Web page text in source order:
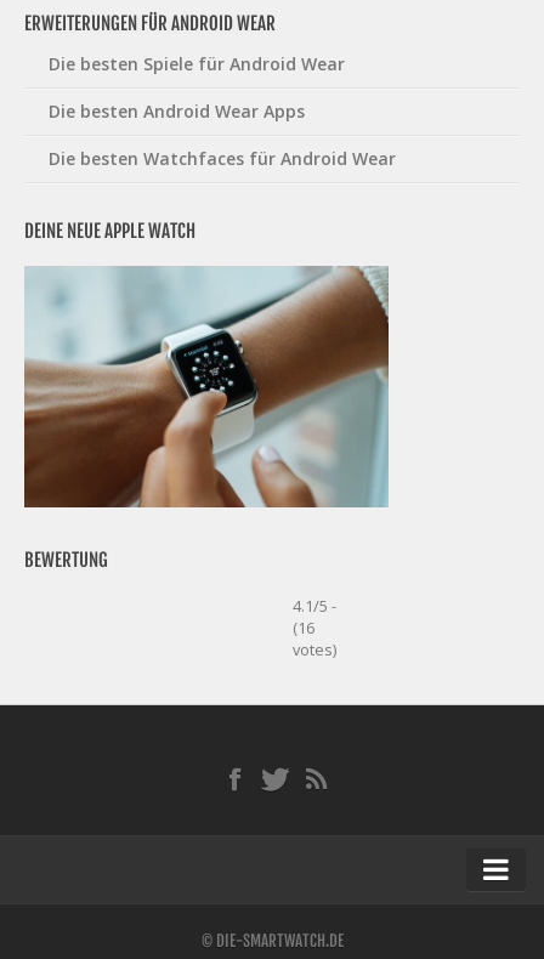
ERWEITERUNGEN FÜR ANDROID WEAR
Die besten Spiele für Android Wear
Die besten Android Wear Apps
Die besten Watchfaces für Android Wear
DEINE NEUE APPLE WATCH
BEWERTUNG
4.1/5 -
(16
votes)
© DIE-SMARTWATCH.DE